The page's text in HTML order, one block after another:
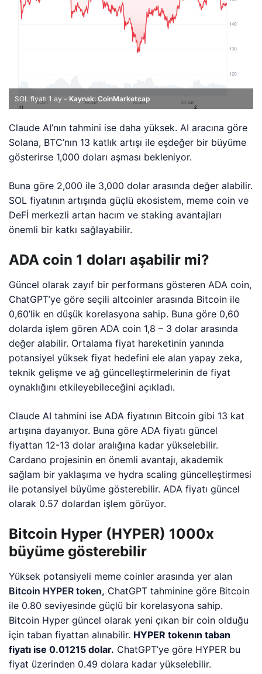
SOL fiyatı 1 ay – Kaynak: CoinMarketcap
Claude AI’nın tahmini ise daha yüksek. AI aracına göre
Solana, BTC’nın 13 katlık artışı ile eşdeğer bir büyüme
gösterirse 1,000 doları aşması bekleniyor.
Buna göre 2,000 ile 3,000 dolar arasında değer alabilir.
SOL fiyatının artışında güçlü ekosistem, meme coin ve
DeFİ merkezli artan hacım ve staking avantajları
önemli bir katkı sağlayabilir.
ADA coin 1 doları aşabilir mi?
Güncel olarak zayıf bir performans gösteren ADA coin,
ChatGPT’ye göre seçili altcoinler arasında Bitcoin ile
0,60’lik en düşük korelasyona sahip. Buna göre 0,60
dolarda işlem gören ADA coin 1,8 – 3 dolar arasında
değer alabilir. Ortalama fiyat hareketinin yanında
potansiyel yüksek fiyat hedefini ele alan yapay zeka,
teknik gelişme ve ağ güncelleştirmelerinin de fiyat
oynaklığını etkileyebileceğini açıkladı.
Claude AI tahmini ise ADA fiyatının Bitcoin gibi 13 kat
artışına dayanıyor. Buna göre ADA fiyatı güncel
fiyattan 12-13 dolar aralığına kadar yükselebilir.
Cardano projesinin en önemli avantajı, akademik
sağlam bir yaklaşıma ve hydra scaling güncelleştirmesi
ile potansiyel büyüme gösterebilir. ADA fiyatı güncel
olarak 0.57 dolardan işlem görüyor.
Bitcoin Hyper (HYPER) 1000x
büyüme gösterebilir
Yüksek potansiyeli meme coinler arasında yer alan
Bitcoin HYPER token, ChatGPT tahminine göre Bitcoin
ile 0.80 seviyesinde güçlü bir korelasyona sahip.
Bitcoin Hyper güncel olarak yeni çıkan bir coin olduğu
için taban fiyattan alınabilir. HYPER tokenın taban
fiyatı ise 0.01215 dolar. ChatGPT’ye göre HYPER bu
fiyat üzerinden 0.49 dolara kadar yükselebilir.